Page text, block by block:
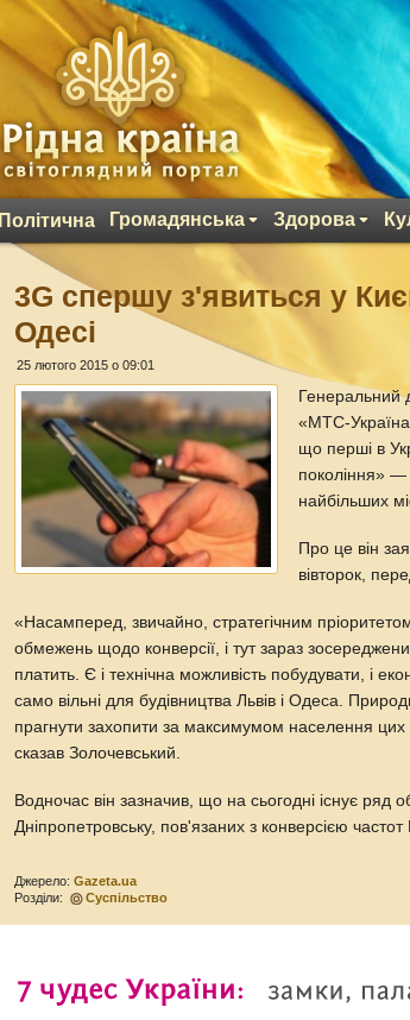
Політична Громадянська Здорова
3G спершу з'явиться у
Одесі
25 лютого 2015 о 09:01
Генеральний
«МТС-
що перші в
покоління»
найбільших
Про це він
вівторок,
«Насамперед, звичайно, стратегічним
обмежень щодо конверсії, і тут зараз
платить. Є і технічна можливість побудувати, і
само вільні для будівництва Львів і Одеса.
прагнути захопити за максимумом населення
сказав Золочевський.
Водночас він зазначив, що на сьогодні існує ряд
Дніпропетровську, пов'язаних з конверсією частот
Джерело:Gazeta.ua
Розділи:
Суспільство